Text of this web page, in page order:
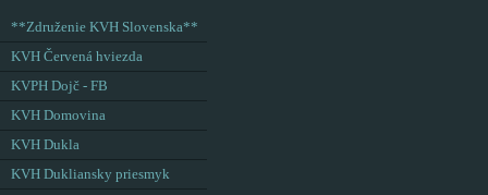
**Združenie KVH Slovenska**
KVH Červená hviezda
KVPH Dojč - FB
KVH Domovina
KVH Dukla
KVH Dukliansky priesmyk